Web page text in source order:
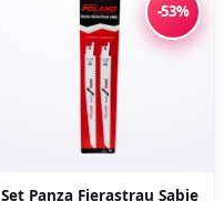
-53%
Set Panza Fierastrau Sabie